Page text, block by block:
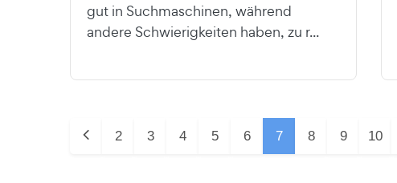
gut in Suchmaschinen, während
andere Schwierigkeiten haben, zu r...
2 3 4 5 6 7 8 9 10